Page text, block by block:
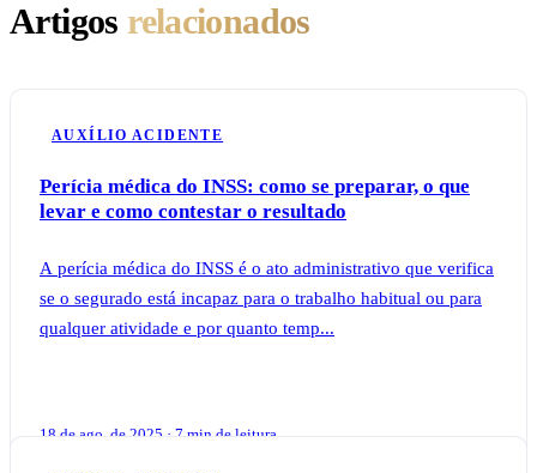
Artigos relacionados
AUXÍLIO ACIDENTE
Perícia médica do INSS: como se preparar, o que
levar e como contestar o resultado
A perícia médica do INSS é o ato administrativo que verifica
se o segurado está incapaz para o trabalho habitual ou para
qualquer atividade e por quanto temp...
18 de ago. de 2025 · 7 min de leitura